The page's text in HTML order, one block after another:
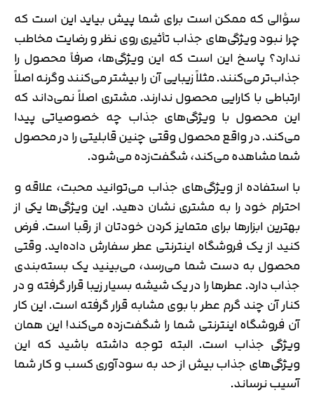
سؤالی که ممکن است برای شما پیش بیاید این است که
چرا نبود ویژگی‌های جذاب تأثیری روی نظر و رضایت مخاطب
ندارد؟ پاسخ این است که این ویژگی‌ها، صرفاً محصول را
جذاب‌تر می‌کنند. مثلاً زیبایی آن را بیشتر می‌کنند وگرنه اصلاً
ارتباطی با کارایی محصول ندارند. مشتری اصلاً نمی‌داند که
این محصول با ویژگی‌های جذاب چه خصوصیاتی پیدا
می‌کند. در واقع محصول وقتی چنین قابلیتی را در محصول
شما مشاهده می‌کند، شگفت‌زده می‌شود.
با استفاده از ویژگی‌های جذاب می‌توانید محبت، علاقه و
احترام خود را به مشتری نشان دهید. این ویژگی‌ها یکی از
بهترین ابزارها برای متمایز کردن خودتان از رقبا است. فرض
کنید از یک فروشگاه اینترنتی عطر سفارش داده‌اید. وقتی
محصول به دست شما می‌رسد، می‌بینید یک بسته‌بندی
جذاب دارد. عطرها را در یک شیشه بسیار زیبا قرار گرفته و در
کنار آن چند گرم عطر با بوی مشابه قرار گرفته است. این کار
آن فروشگاه اینترنتی شما را شگفت‌زده می‌کند! این همان
ویژگی جذاب است. البته توجه داشته باشید که این
ویژگی‌های جذاب بیش از حد به سودآوری کسب و کار شما
آسیب نرساند.